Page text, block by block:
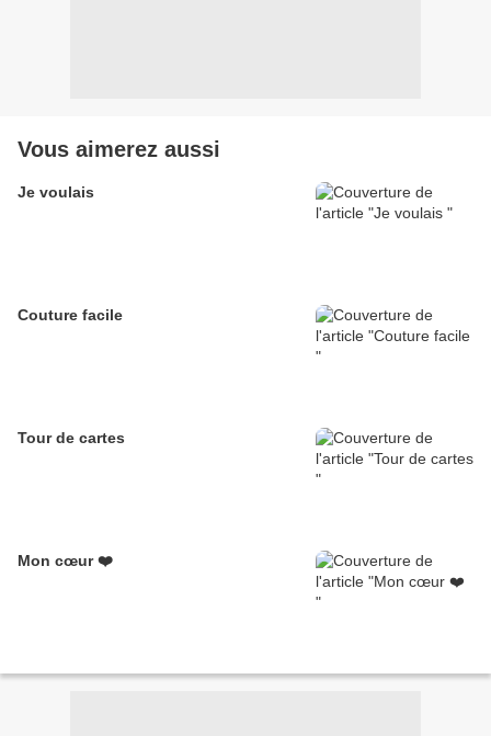
Vous aimerez aussi
Je voulais
Couture facile
Tour de cartes
Mon cœur ❤️